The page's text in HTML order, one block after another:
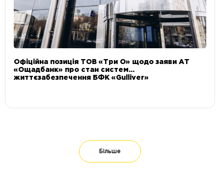
Офіційна позиція ТОВ «Три О» щодо заяви АТ
«Ощадбанк» про стан систем
життєзабезпечення БФК «Gulliver»
Більше